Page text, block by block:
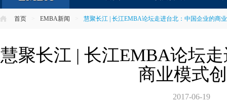
首页 EMBA新闻 慧聚长江 | 长江EMBA论坛走进台北：中国企业的商
慧聚长江 | 长江EMBA论坛
商业模式
2017-06-19